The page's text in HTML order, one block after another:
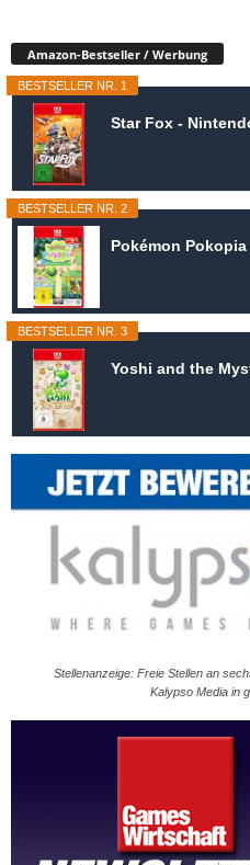
Amazon-Bestseller / Werbung
BESTSELLER NR. 1
Star Fox -
BESTSELLER NR. 2
Pokémon
BESTSELLER NR. 3
Yoshi and the
Stellenanzeige: Freie Stellen an
Kalypso Media in